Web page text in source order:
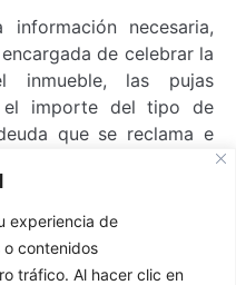
experiencia de
o contenidos
tráfico. Al hacer clic en
necesaria,
de celebrar la
inmueble, las pujas
el importe del tipo de
que se reclama e